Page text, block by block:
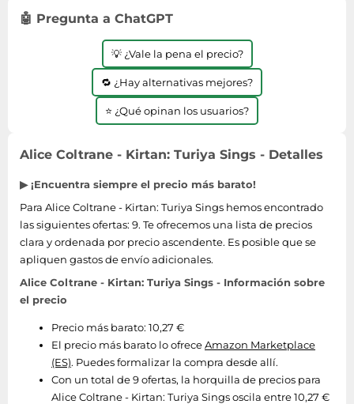
🤖 Pregunta a ChatGPT
💡 ¿Vale la pena el precio?
🔁 ¿Hay alternativas mejores?
⭐ ¿Qué opinan los usuarios?
Alice Coltrane - Kirtan: Turiya Sings - Detalles
▶ ¡Encuentra siempre el precio más barato!
Para Alice Coltrane - Kirtan: Turiya Sings hemos encontrado
las siguientes ofertas: 9. Te ofrecemos una lista de precios
clara y ordenada por precio ascendente. Es posible que se
apliquen gastos de envío adicionales.
Alice Coltrane - Kirtan: Turiya Sings - Información sobre
el precio
Precio más barato: 10,27 €
El precio más barato lo ofreceAmazon Marketplace
(ES). Puedes formalizar la compra desde allí.
Con un total de 9 ofertas, la horquilla de precios para
Alice Coltrane - Kirtan: Turiya Sings oscila entre 10,27 €